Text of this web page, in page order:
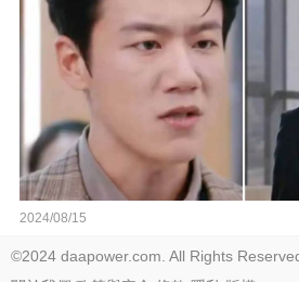
2024/08/15
©2024 daapower.com. All Rights